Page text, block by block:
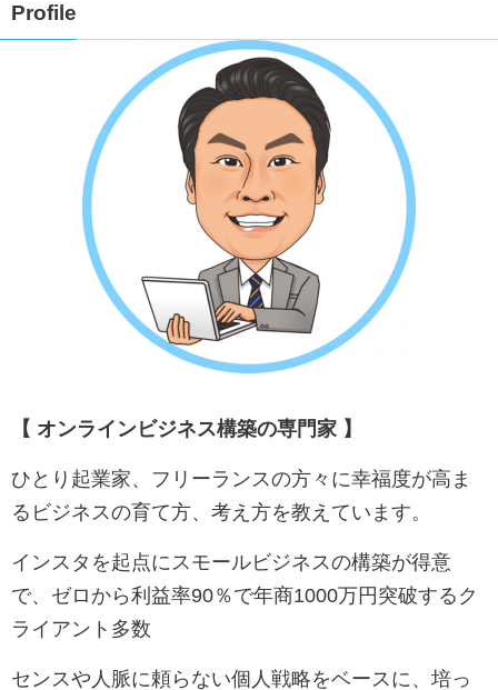
Profile
【 オンラインビジネス構築の専門家 】
ひとり起業家、フリーランスの方々に幸福度が高ま
るビジネスの育て方、考え方を教えています。
インスタを起点にスモールビジネスの構築が得意
で、ゼロから利益率90％で年商1000万円突破するク
ライアント多数
センスや人脈に頼らない個人戦略をベースに、培っ